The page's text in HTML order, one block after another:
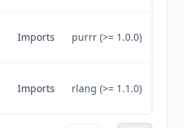
Imports purrr (>= 1.0.0)
Imports rlang (>= 1.1.0)